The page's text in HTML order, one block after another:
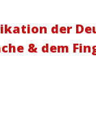
der
& dem